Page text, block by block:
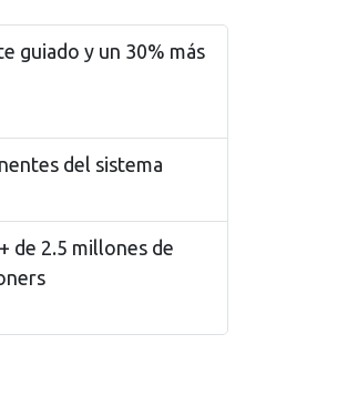
guiado y un 30% más
del sistema
+ de 2.5 millones de